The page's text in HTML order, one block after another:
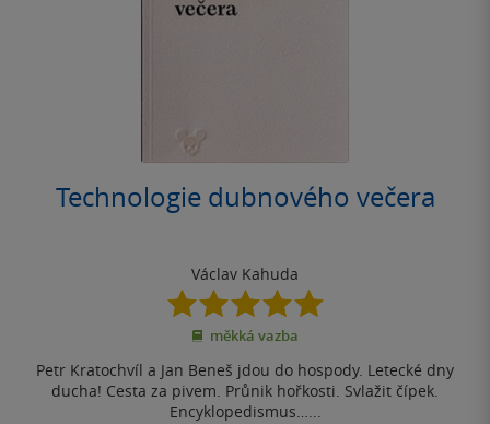
Technologie dubnového večera
Václav Kahuda
5.0
z
5
měkká vazba
Petr Kratochvíl a Jan Beneš jdou do hospody. Letecké dny
ducha! Cesta za pivem. Průnik hořkosti. Svlažit čípek.
Encyklopedismus…...